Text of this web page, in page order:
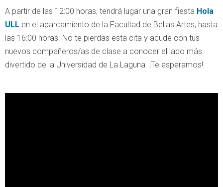
A partir de las 12:00 horas, tendrá lugar una gran fiesta Hola
ULL en el aparcamiento de la Facultad de Bellas Artes, hasta
las 16:00 horas. No te pierdas esta cita y acude con tus
nuevos compañeros/as de clase a conocer el lado más
divertido de la Universidad de La Laguna. ¡Te esperamos!